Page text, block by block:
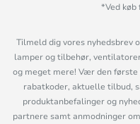
*Ved køb
Tilmeld dig vores nyhedsbrev
lamper og tilbehør,
og meget mere! Vær den
rabatkoder, aktuelle tilbud,
produktanbefalinger og
partnere samt anmodninger